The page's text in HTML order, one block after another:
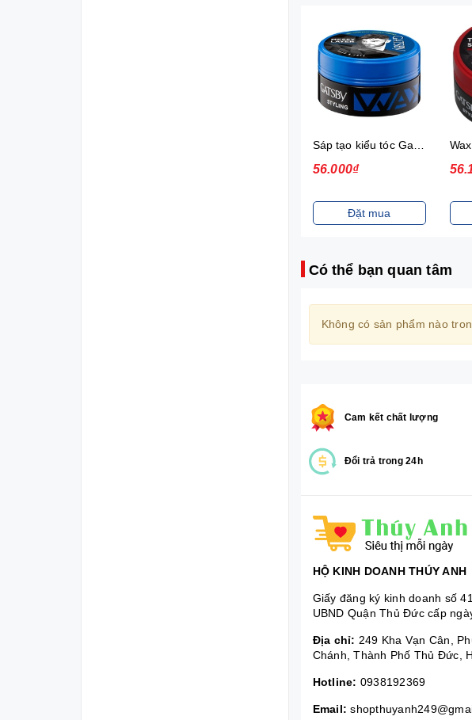
56.000₫
Đặt mua
Có thể bạn quan tâm
Không có sản phẩm nào
Cam kết chất lượng
Đổi trả trong 24h
HỘ KINH DOANH THÚY ANH
Giấy đăng ký kinh doanh số
UBND Quận Thủ Đức cấp
Địa chỉ: 249 Kha Vạn Cân,
Chánh, Thành Phố Thủ Đức,
Hotline: 0938192369
Email: